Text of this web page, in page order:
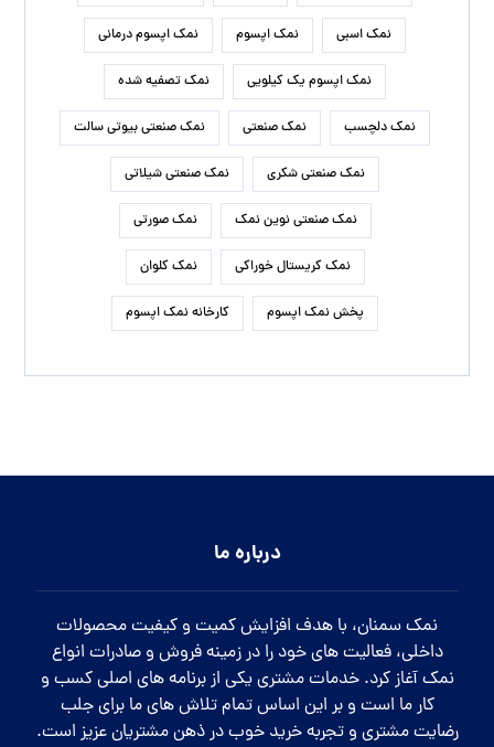
نمک اسبی نمک اپسوم نمک اپسوم درمانی
نمک اپسوم یک کیلویی نمک تصفیه شده
نمک دلچسب نمک صنعتی نمک صنعتی بیوتی سالت
نمک صنعتی شکری نمک صنعتی شیلاتی
نمک صنعتی نوین نمک نمک صورتی
نمک کریستال خوراکی نمک کلوان
پخش نمک اپسوم کارخانه نمک اپسوم
درباره ما
نمک سمنان، با هدف افزایش کمیت و کیفیت محصولات
داخلی، فعالیت های خود را در زمینه فروش و صادرات انواع
نمک آغاز کرد. خدمات مشتری یکی از برنامه های اصلی کسب و
کار ما است و بر این اساس تمام تلاش های ما برای جلب
رضایت مشتری و تجربه خرید خوب در ذهن مشتریان عزیز است.